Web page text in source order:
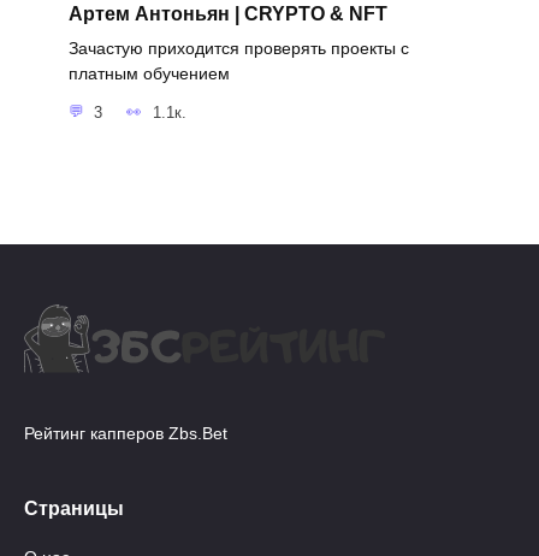
Артем Антоньян | CRYPTO & NFT
Зачастую приходится проверять проекты с
платным обучением
3 1.1к.
Рейтинг капперов Zbs.Bet
Страницы